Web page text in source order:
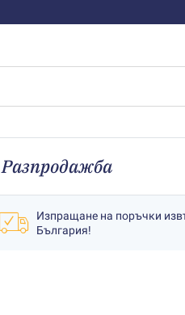
Разпродажба
Изпращане на поръчки
България!